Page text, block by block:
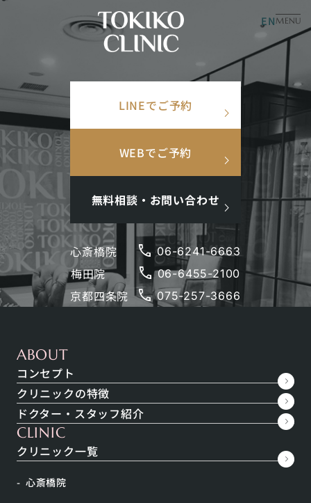
美容皮膚科× 美容内科 ENMENU
LINEでご予約
WEBでご予約
無料相談・お問い合わせ
心斎橋院 phone 06-6241-6663
梅田院 phone 06-6455-2100
京都四条院 phone 075-257-3666
ABOUT
コンセプト
クリニックの特徴
ドクター・スタッフ紹介
CLINIC
クリニック一覧
心斎橋院
検索ワード
索
search
人気ワード
#美肌 #インナーケア#アンチエイジング#点滴
#ホルモン補充 #メンズ肌 #ニキビ跡
閉じる
No.6511 マイクロボトックス
マイクロボトックス
No. 6511
CASE
施術名 マイクロボトックス
施術の価格 88,000円